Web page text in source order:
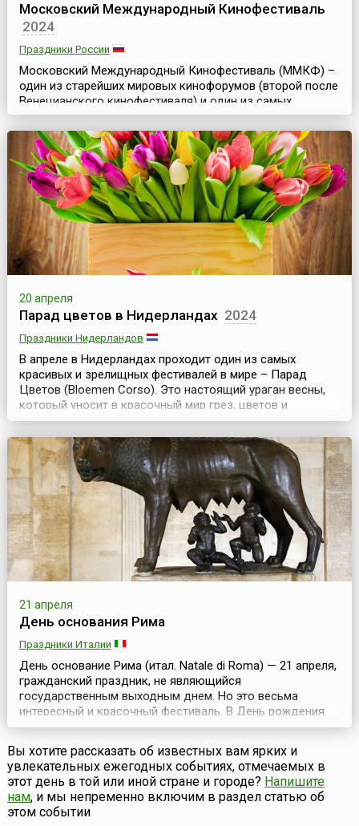
Московский Международный Кинофестиваль
2024
Праздники России
Московский Международный Кинофестиваль (ММКФ) –
один из старейших мировых кинофорумов (второй после
Венецианского кинофестиваля) и один из самых
представительных киносмотров в мире наряду с
кинофестивалями в Берлине, Каннах, Венеции, Сан-
Себастьяне и Карловых Варах. Он был создан в целях
развития культурного обмена, взаимопонимания между
народами и сотрудничества между кинематографистами
всего мир...
20 апреля
Парад цветов в Нидерландах 2024
Праздники Нидерландов
В апреле в Нидерландах проходит один из самых
красивых и зрелищных фестивалей в мире – Парад
Цветов (Bloemen Corso). Это настоящий ураган весны,
который уносит в красочный мир грез, цветов и
солнца.Весь праздник цветов длится 5 дней, но главное
мероприятие – парад проходит в субботу. По традиции,
цветочное шествие, начинающееся в 9 утра в
Нордвейке, представляет собой большую праздничную
колон...
21 апреля
День основания Рима
Праздники Италии
День основание Рима (итал. Natale di Roma) — 21 апреля,
гражданский праздник, не являющийся
государственным выходным днем. Но это весьма
интересный и красочный фестиваль. В День рождения
Рима совершается символическое открытие ворот
города, чтобы в них смогли войти как жители Рима, так и
многочисленные туристы. Празднование продолжается,
как правило, несколько дней и может начинаться до
самой даты...
Вы хотите рассказать об известных вам ярких и
увлекательных ежегодных событиях, отмечаемых в
этот день в той или иной стране и городе? Напишите
нам, и мы непременно включим в раздел статью об
этом событии